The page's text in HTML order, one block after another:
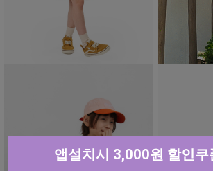
앱설치시 3,000원 할인쿠